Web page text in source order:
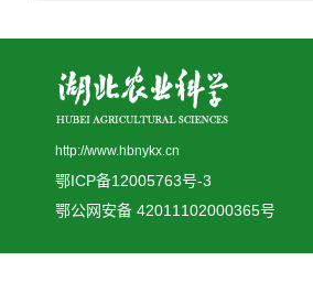
http://www.hbnykx.cn
鄂ICP备12005763号-3
鄂公网安备 42011102000365号